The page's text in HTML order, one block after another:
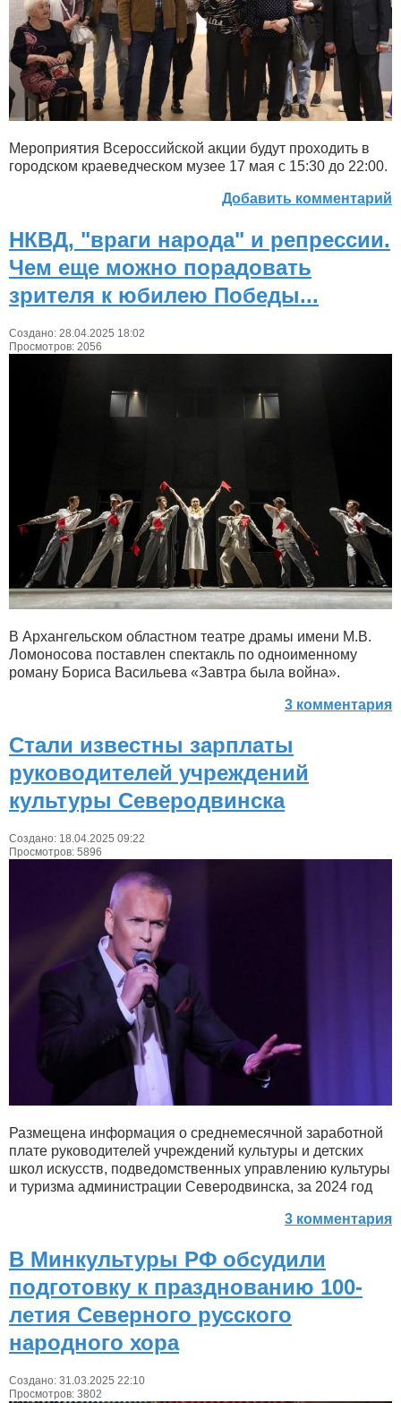
Мероприятия Всероссийской акции будут проходить в
городском краеведческом музее 17 мая с 15:30 до 22:00.
Добавить комментарий
НКВД, "враги народа" и репрессии.
Чем еще можно порадовать
зрителя к юбилею Победы...
Создано: 28.04.2025 18:02
Просмотров: 2056
В Архангельском областном театре драмы имени М.В.
Ломоносова поставлен спектакль по одноименному
роману Бориса Васильева «Завтра была война».
3 комментария
Стали известны зарплаты
руководителей учреждений
культуры Северодвинска
Создано: 18.04.2025 09:22
Просмотров: 5896
Размещена информация о среднемесячной заработной
плате руководителей учреждений культуры и детских
школ искусств, подведомственных управлению культуры
и туризма администрации Северодвинска, за 2024 год
3 комментария
В Минкультуры РФ обсудили
подготовку к празднованию 100-
летия Северного русского
народного хора
Создано: 31.03.2025 22:10
Просмотров: 3802